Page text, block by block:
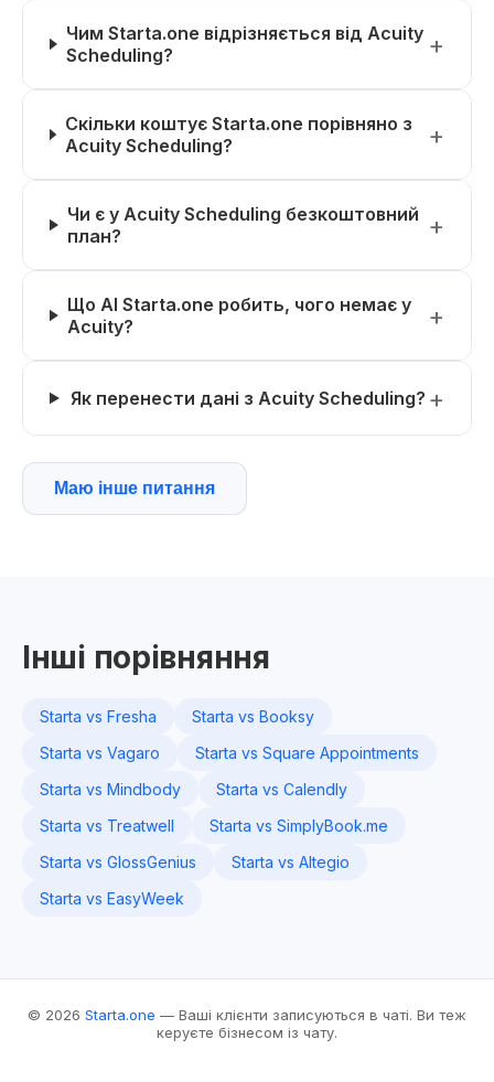
Чим Starta.one відрізняється від Acuity
Scheduling?
Скільки коштує Starta.one порівняно з
Acuity Scheduling?
Чи є у Acuity Scheduling безкоштовний
план?
Що AI Starta.one робить, чого немає у
Acuity?
Як перенести дані з Acuity Scheduling?
Маю інше питання
Інші порівняння
Starta vs Fresha
Starta vs Booksy
Starta vs Vagaro
Starta vs Square Appointments
Starta vs Mindbody
Starta vs Calendly
Starta vs Treatwell
Starta vs SimplyBook.me
Starta vs GlossGenius
Starta vs Altegio
Starta vs EasyWeek
© 2026 Starta.one — Ваші клієнти записуються в чаті. Ви теж
керуєте бізнесом із чату.